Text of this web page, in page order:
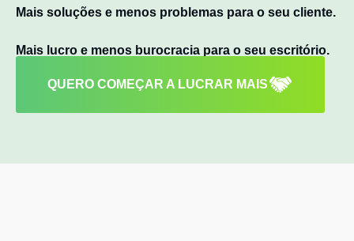
Mais soluções e menos problemas para o seu cliente.
Mais lucro e menos burocracia para o seu escritório.
QUERO COMEÇAR A LUCRAR MAIS